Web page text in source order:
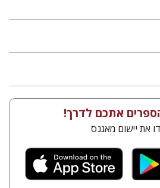
אתכם לדרך!
את יישום מאגנס